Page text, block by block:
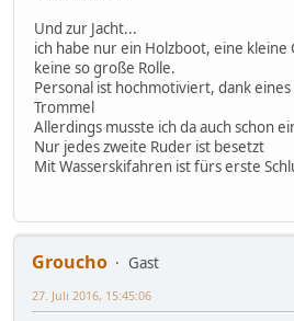
Und zur Jacht...
ich habe nur ein Holzboot, eine kleine
keine so große Rolle.
Personal ist hochmotiviert, dank
Trommel
Allerdings musste ich da auch schon
Nur jedes zweite Ruder ist besetzt
Mit Wasserskifahren ist fürs erste
Groucho
Gast
27. Juli 2016, 15:45:06